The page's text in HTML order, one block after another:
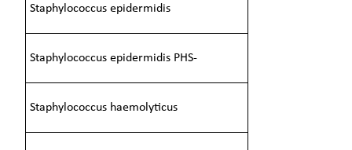
Staphylococcus epidermidis
Staphylococcus epidermidis PHS-
Staphylococcus haemolyticus